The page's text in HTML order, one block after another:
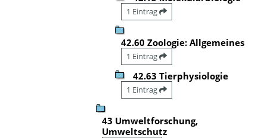
1 Eintrag
42.60 Zoologie: Allgemeines
1 Eintrag
42.63 Tierphysiologie
1 Eintrag
43 Umweltforschung,
Umweltschutz